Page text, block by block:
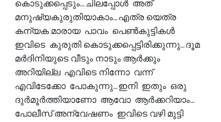
കൊടുക്കപ്പെടും... ചിലപ്പോൾ അത്
മനുഷ്യകുരുതിയാകാം... എത്ര യെത്ര
കന്യക മാരായ പാവം പെൺകുട്ടികൾ
ഇവിടെ കുരുതി കൊടുക്കപ്പെട്ടിരിക്കുന്നു... ദൂമ
മർദിനിയുടെ വീടും നാടും ആർക്കും
അറിയില്ല എവിടെ നിന്നോ വന്ന്
എവിടേക്കോ പോകുന്നു... ഇനി ഇതും ഒരു
ദുർമൂർത്തിയാണോ ആവോ ആർക്കറിയാം...
പോലീസ് അന്വേഷണം ഇവിടെ വഴി മുട്ടി